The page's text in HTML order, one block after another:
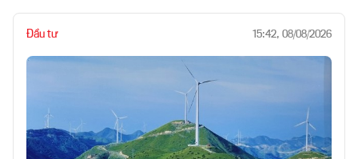
Đầu tư 15:42, 08/08/2026